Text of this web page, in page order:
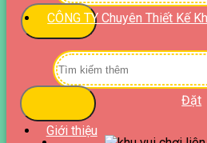
Tìm
kiếm:
CÔNG TY Chuyên Thiết Kế
Đặt
Giới thiệu